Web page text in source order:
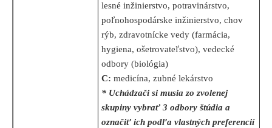
lesné inžinierstvo, potravinárstvo,
poľnohospodárske inžinierstvo, chov
rýb, zdravotnícke vedy (farmácia,
hygiena, ošetrovateľstvo), vedecké
odbory (biológia)
C: medicína, zubné lekárstvo
* Uchádzači si musia zo zvolenej
skupiny vybrať 3 odbory štúdia a
označiť ich podľa vlastných preferencií